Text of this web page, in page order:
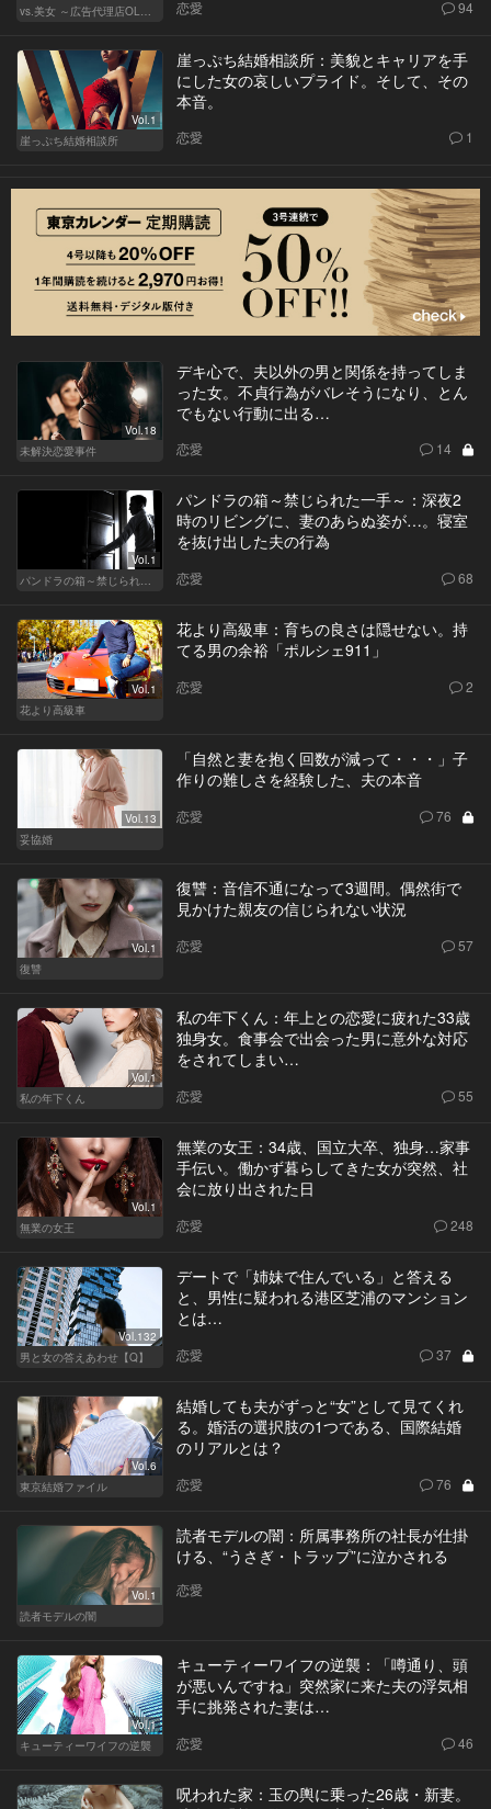
恋愛 94
Vol.1
崖っぷち結婚相談所
崖っぷち結婚相談所：美貌とキャリアを手
にした女の哀しいプライド。そして、その
本音。
恋愛 1
Vol.18
未解決恋愛事件
デキ心で、夫以外の男と関係を持ってしま
った女。不貞行為がバレそうになり、とん
でもない行動に出る…
恋愛 14
Vol.1
パンドラの箱～禁じられた一手～
パンドラの箱～禁じられた一手～：深夜2
時のリビングに、妻のあらぬ姿が…。寝室
を抜け出した夫の行為
恋愛 68
Vol.1
花より高級車
花より高級車：育ちの良さは隠せない。持
てる男の余裕「ポルシェ911」
恋愛 2
Vol.13
妥協婚
「自然と妻を抱く回数が減って・・・」子
作りの難しさを経験した、夫の本音
恋愛 76
Vol.1
復讐
復讐：音信不通になって3週間。偶然街で
見かけた親友の信じられない状況
恋愛 57
Vol.1
私の年下くん
私の年下くん：年上との恋愛に疲れた33歳
独身女。食事会で出会った男に意外な対応
をされてしまい…
恋愛 55
Vol.1
無業の女王
無業の女王：34歳、国立大卒、独身…家事
手伝い。働かず暮らしてきた女が突然、社
会に放り出された日
恋愛 248
Vol.132
男と女の答えあわせ【Q】
デートで「姉妹で住んでいる」と答える
と、男性に疑われる港区芝浦のマンション
とは…
恋愛 37
Vol.6
東京結婚ファイル
結婚しても夫がずっと“女”として見てくれ
る。婚活の選択肢の1つである、国際結婚
のリアルとは？
恋愛 76
Vol.1
読者モデルの闇
読者モデルの闇：所属事務所の社長が仕掛
ける、“うさぎ・トラップ”に泣かされる
恋愛
Vol.1
キューティーワイフの逆襲
キューティーワイフの逆襲：「噂通り、頭
が悪いんですね」突然家に来た夫の浮気相
手に挑発された妻は…
恋愛 46
呪われた家：玉の輿に乗った26歳・新妻。